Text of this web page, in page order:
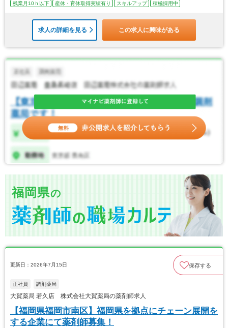
残業月10ｈ以下 産休・育休取得実績有り スキルアップ 積極採用中
求人の詳細を見る この求人に興味がある
福岡県の
更新日：2026年7月15日 保存する
正社員 調剤薬局
大賀薬局 若久店 株式会社大賀薬局の薬剤師求人
【福岡県福岡市南区】福岡県を拠点にチェーン展開を
する企業にて薬剤師募集！